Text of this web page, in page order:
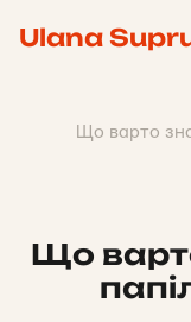
Ulana
Що варто
Що